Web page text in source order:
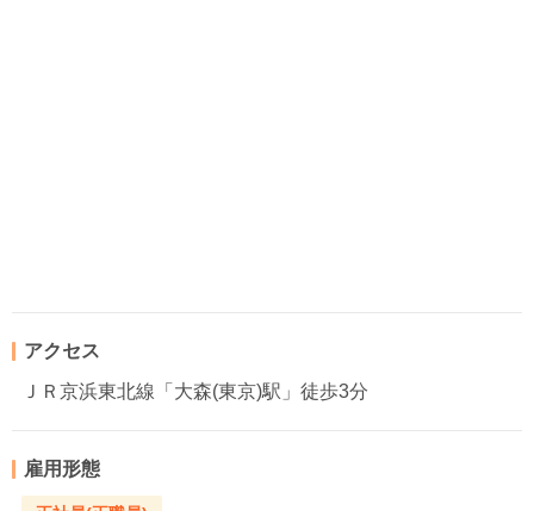
アクセス
ＪＲ京浜東北線「大森(東京)駅」徒歩3分
雇用形態